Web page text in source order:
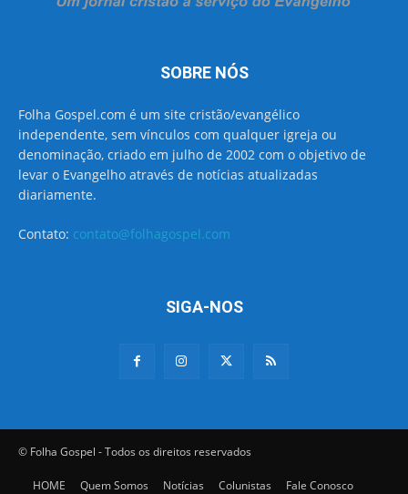
SOBRE NÓS
Folha Gospel.com é um site cristão/evangélico
independente, sem vínculos com qualquer igreja ou
denominação, criado em julho de 2002 com o objetivo de
levar o Evangelho através de notícias atualizadas
diariamente.
Contato: contato@folhagospel.com
SIGA-NOS
© Folha Gospel - Todos os direitos reservados
HOME Quem Somos Notícias Colunistas
Fale Conosco